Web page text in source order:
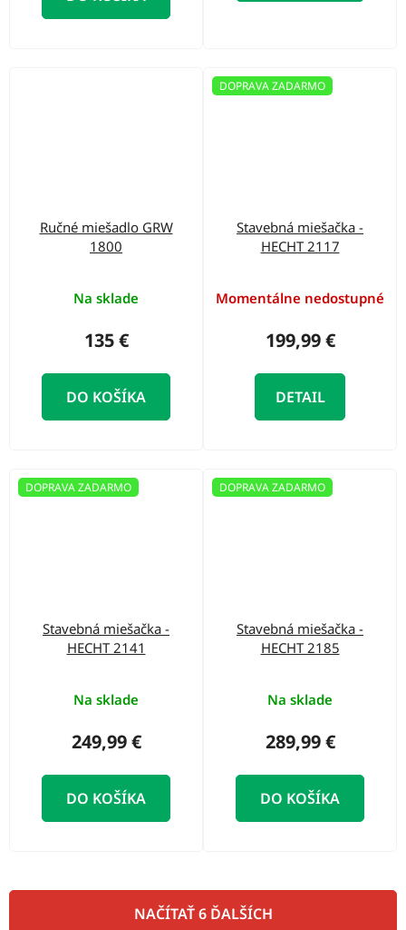
Ručné miešadlo GRW
1800
Na sklade
135 €
DO KOŠÍKA
DOPRAVA ZADARMO
Stavebná miešačka -
HECHT 2117
Momentálne nedostupné
199,99 €
DETAIL
DOPRAVA ZADARMO
Stavebná miešačka -
HECHT 2141
Na sklade
249,99 €
DO KOŠÍKA
DOPRAVA ZADARMO
Stavebná miešačka -
HECHT 2185
Na sklade
289,99 €
DO KOŠÍKA
NAČÍTAŤ 6 ĎALŠÍCH